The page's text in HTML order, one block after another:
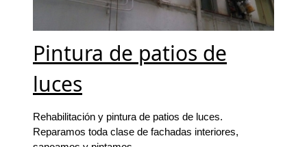
Pintura de patios de
luces
Rehabilitación y pintura de patios de luces.
Reparamos toda clase de fachadas interiores,